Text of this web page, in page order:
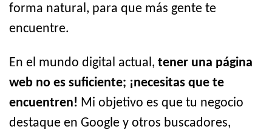
forma natural, para que más gente te
encuentre.
En el mundo digital actual, tener una página
web no es suficiente; ¡necesitas que te
encuentren! Mi objetivo es que tu negocio
destaque en Google y otros buscadores,